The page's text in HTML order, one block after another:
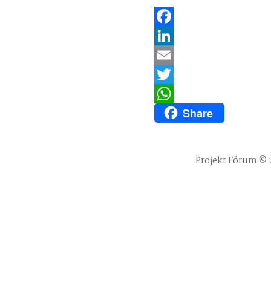
Facebook
LinkedIn
Email
Twitter
WhatsAppShare
Projekt Fórum ©